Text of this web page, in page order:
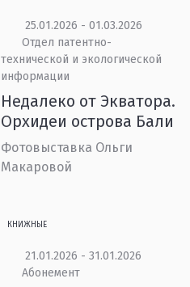
25.01.2026 - 01.03.2026
Отдел патентно-
технической и экологической
информации
Недалеко от Экватора.
Орхидеи острова Бали
Фотовыставка Ольги
Макаровой
КНИЖНЫЕ
21.01.2026 - 31.01.2026
Абонемент